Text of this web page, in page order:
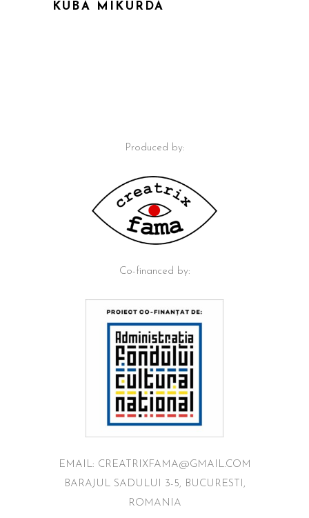
KUBA MIKURDA
Produced by:
Co-financed by:
EMAIL: CREATRIXFAMA@GMAIL.COM
BARAJUL SADULUI 3-5, BUCURESTI,
ROMANIA